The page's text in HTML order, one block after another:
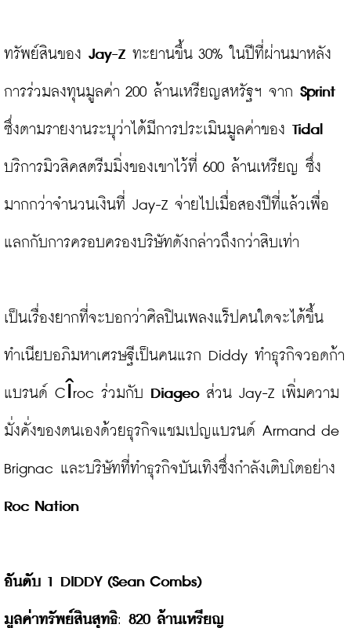
ทรัพย์สินของ Jay-Z ทะยานขึ้น 30% ในปีที่ผ่านมาหลัง
การร่วมลงทุนมูลค่า 200 ล้านเหรียญสหรัฐฯ จาก Sprint
ซึ่งตามรายงานระบุว่าได้มีการประเมินมูลค่าของ
บริการมิวสิคสตรีมมิ่งของเขาไว้ที่ 600 ล้านเหรียญ ซึ่ง
มากกว่าจำนวนเงินที่ Jay-Z จ่ายไปเมื่อสองปีที่แล้วเพื่อ
แลกกับการครอบครองบริษัทดังกล่าวถึงกว่าสิบเท่า
เป็นเรื่องยากที่จะบอกว่าศิลปินเพลงแร็ปคนใดจะได้ขึ้น
ทำเนียบอภิมหาเศรษฐีเป็นคนแรก Diddy ทำธุรกิจวอดก้า
แบรนด์ Cîroc ร่วมกับ Diageo ส่วน Jay-Z เพิ่มความ
มั่งคั่งของตนเองด้วยธุรกิจแชมเปญแบรนด์ Armand de
Roc Nation
อันดับ 1 DIDDY (Sean Combs)
มูลค่าทรัพย์สินสุทธิ: 820 ล้านเหรียญ